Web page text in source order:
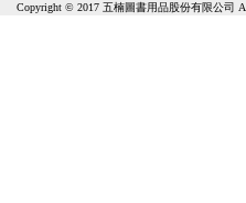
Copyright © 2017 五楠圖書用品股份有限公司